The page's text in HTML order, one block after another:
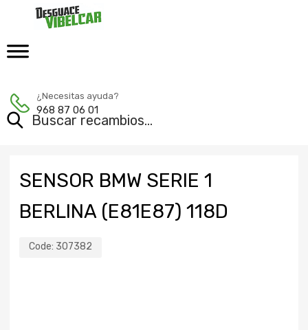
¿Necesitas ayuda?
968 87 06 01
SENSOR BMW SERIE 1
BERLINA (E81E87) 118D
Code: 307382